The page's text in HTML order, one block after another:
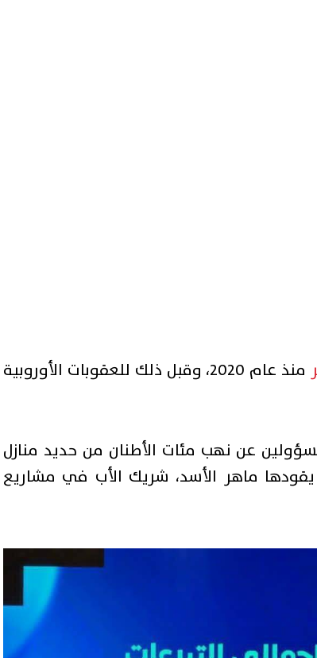
منذ عام 2020، وقبل ذلك للعقوبات الأوروبية
عن نهب مئات الأطنان من حديد منازل
يقودها ماهر الأسد، شريك الأب في مشاريع